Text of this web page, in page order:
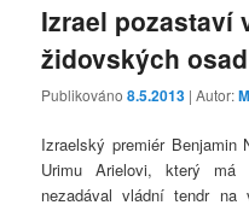
Izrael pozastaví
židovských osad
Publikováno8.5.2013 | Autor:
Izraelský premiér Benjamin
Urimu Arielovi, který
nezadával vládní tendr